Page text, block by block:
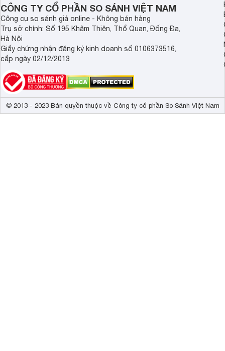
CÔNG TY CỔ PHẦN SO SÁNH VIỆT NAM
Công cụ so sánh giá online - Không bán hàng
Trụ sở chính: Số 195 Khâm Thiên, Thổ Quan, Đống Đa,
Hà Nội
Giấy chứng nhận đăng ký kinh doanh số 0106373516,
cấp ngày 02/12/2013
© 2013 - 2023 Bản quyền thuộc về Công ty cổ phần So Sánh Việt Nam